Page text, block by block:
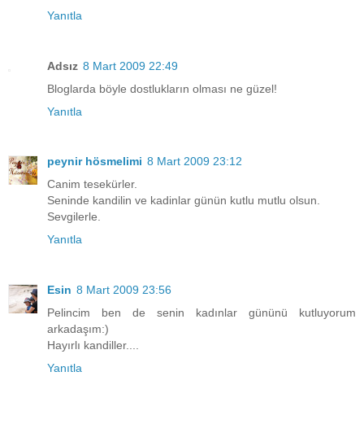
Yanıtla
Adsız 8 Mart 2009 22:49
Bloglarda böyle dostlukların olması ne güzel!
Yanıtla
peynir hösmelimi 8 Mart 2009 23:12
Canim tesekürler.
Seninde kandilin ve kadinlar günün kutlu mutlu olsun.
Sevgilerle.
Yanıtla
Esin 8 Mart 2009 23:56
Pelincim ben de senin kadınlar gününü kutluyorum
arkadaşım:)
Hayırlı kandiller....
Yanıtla